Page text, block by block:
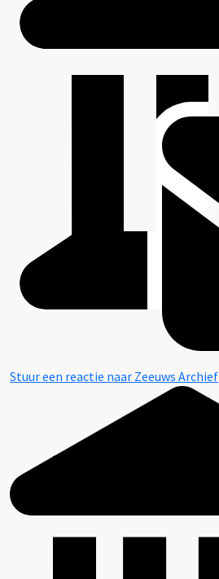
Stuur een reactie naar Zeeuws Archief